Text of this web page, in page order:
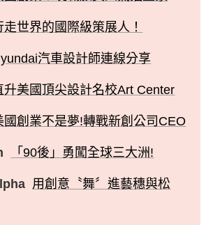
走世界的國際級策展人！
汽車設計師連線分享
升美國頂尖設計名校Art Center
國創業不是夢!轉戰新創公司CEO
「90後」勇闖全球三大洲!
用創意〝舞〞進藝穗與松